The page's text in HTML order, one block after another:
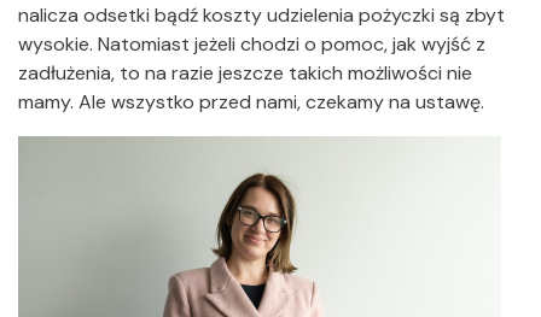
nalicza odsetki bądź koszty udzielenia pożyczki są zbyt
wysokie. Natomiast jeżeli chodzi o pomoc, jak wyjść z
zadłużenia, to na razie jeszcze takich możliwości nie
mamy. Ale wszystko przed nami, czekamy na ustawę.